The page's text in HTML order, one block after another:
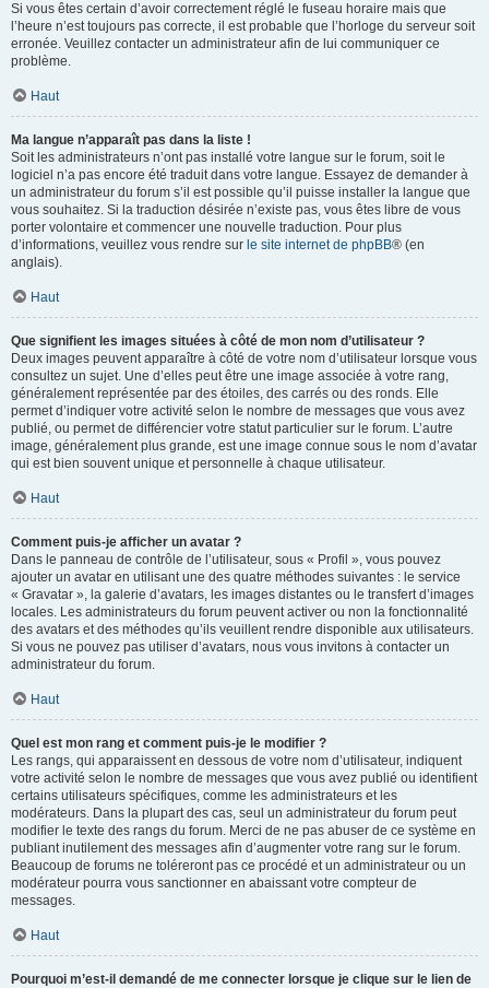
Si vous êtes certain d’avoir correctement réglé le fuseau horaire mais que
l’heure n’est toujours pas correcte, il est probable que l’horloge du serveur soit
erronée. Veuillez contacter un administrateur afin de lui communiquer ce
problème.
Haut
Ma langue n’apparaît pas dans la liste !
Soit les administrateurs n’ont pas installé votre langue sur le forum, soit le
logiciel n’a pas encore été traduit dans votre langue. Essayez de demander à
un administrateur du forum s’il est possible qu’il puisse installer la langue que
vous souhaitez. Si la traduction désirée n’existe pas, vous êtes libre de vous
porter volontaire et commencer une nouvelle traduction. Pour plus
d’informations, veuillez vous rendre sur le site internet de phpBB® (en
anglais).
Haut
Que signifient les images situées à côté de mon nom d’utilisateur ?
Deux images peuvent apparaître à côté de votre nom d’utilisateur lorsque vous
consultez un sujet. Une d’elles peut être une image associée à votre rang,
généralement représentée par des étoiles, des carrés ou des ronds. Elle
permet d’indiquer votre activité selon le nombre de messages que vous avez
publié, ou permet de différencier votre statut particulier sur le forum. L’autre
image, généralement plus grande, est une image connue sous le nom d’avatar
qui est bien souvent unique et personnelle à chaque utilisateur.
Haut
Comment puis-je afficher un avatar ?
Dans le panneau de contrôle de l’utilisateur, sous « Profil », vous pouvez
ajouter un avatar en utilisant une des quatre méthodes suivantes : le service
« Gravatar », la galerie d’avatars, les images distantes ou le transfert d’images
locales. Les administrateurs du forum peuvent activer ou non la fonctionnalité
des avatars et des méthodes qu’ils veuillent rendre disponible aux utilisateurs.
Si vous ne pouvez pas utiliser d’avatars, nous vous invitons à contacter un
administrateur du forum.
Haut
Quel est mon rang et comment puis-je le modifier ?
Les rangs, qui apparaissent en dessous de votre nom d’utilisateur, indiquent
votre activité selon le nombre de messages que vous avez publié ou identifient
certains utilisateurs spécifiques, comme les administrateurs et les
modérateurs. Dans la plupart des cas, seul un administrateur du forum peut
modifier le texte des rangs du forum. Merci de ne pas abuser de ce système en
publiant inutilement des messages afin d’augmenter votre rang sur le forum.
Beaucoup de forums ne toléreront pas ce procédé et un administrateur ou un
modérateur pourra vous sanctionner en abaissant votre compteur de
messages.
Haut
Pourquoi m’est-il demandé de me connecter lorsque je clique sur le lien de